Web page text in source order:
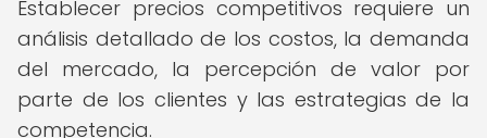
Establecer precios competitivos requiere un
análisis detallado de los costos, la demanda
del mercado, la percepción de valor por
parte de los clientes y las estrategias de la
competencia.